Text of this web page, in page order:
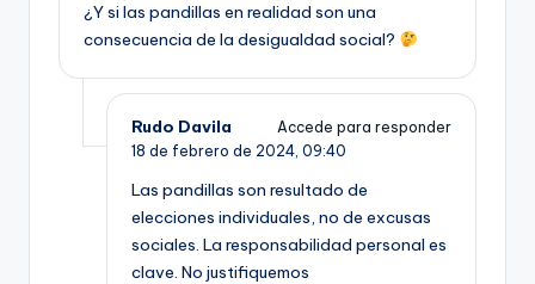
¿Y si las pandillas en realidad son una
consecuencia de la desigualdad social?
Rudo Davila
Accede para responder
18 de febrero de 2024, 09:40
Las pandillas son resultado de
elecciones individuales, no de excusas
sociales. La responsabilidad personal es
clave. No justifiquemos